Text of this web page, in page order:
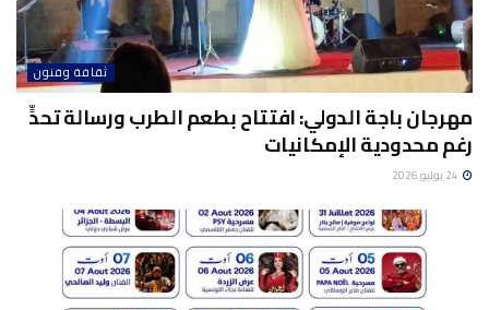
ثقافة وفنون
مهرجان باجة الدولي: افتتاح بطعم الطرب ورسالة تحدٍّ
رغم محدودية الإمكانيات